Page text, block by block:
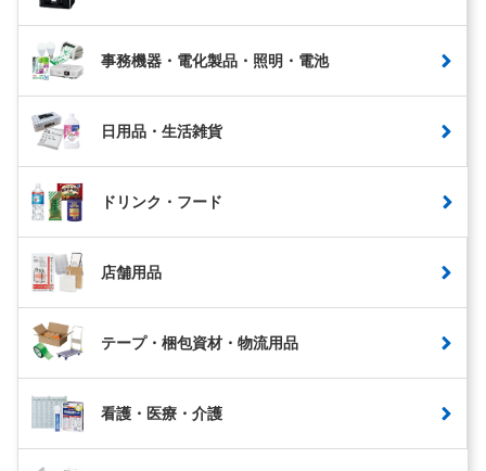
事務機器・電化製品・照明・電池
日用品・生活雑貨
ドリンク・フード
店舗用品
テープ・梱包資材・物流用品
看護・医療・介護